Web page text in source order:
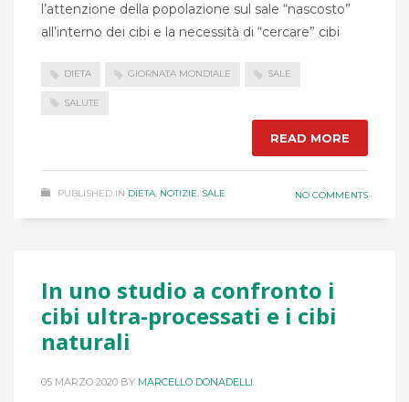
l’attenzione della popolazione sul sale “nascosto”
all’interno dei cibi e la necessità di “cercare” cibi
DIETA GIORNATA MONDIALE SALE
SALUTE
READ MORE
PUBLISHED IN DIETA, NOTIZIE, SALE NO COMMENTS
In uno studio a confronto i
cibi ultra-processati e i cibi
naturali
05 MARZO 2020 BY MARCELLO DONADELLI